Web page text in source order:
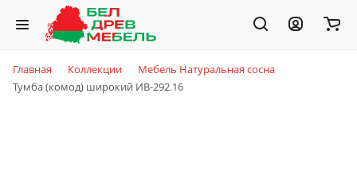
Главная Коллекции
Мебель Натуральная сосна
Тумба (комод) широкий ИВ-292.16